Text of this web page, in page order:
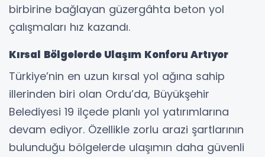
birbirine bağlayan güzergâhta beton yol
çalışmaları hız kazandı.
Kırsal Bölgelerde Ulaşım Konforu Artıyor
Türkiye’nin en uzun kırsal yol ağına sahip
illerinden biri olan Ordu’da, Büyükşehir
Belediyesi 19 ilçede planlı yol yatırımlarına
devam ediyor. Özellikle zorlu arazi şartlarının
bulunduğu bölgelerde ulaşımın daha güvenli